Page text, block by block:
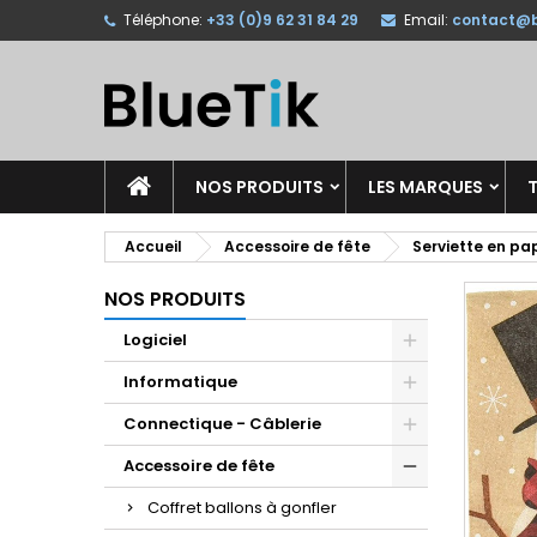
Téléphone: +33 (0)9 62 31 84 29 Email:
NOS PRODUITS LES MARQUES
Accueil Accessoire de fête Serviette en
NOS PRODUITS
Logiciel
Informatique
Connectique - Câblerie
Accessoire de fête
Coffret ballons à gonfler